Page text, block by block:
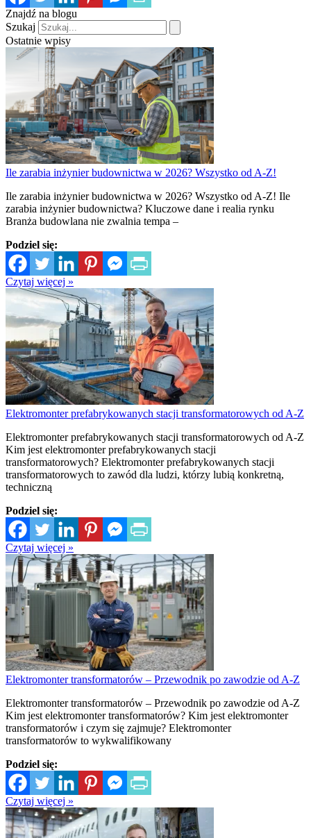
Znajdź na blogu
Szukaj
Ostatnie wpisy
Ile zarabia inżynier budownictwa w 2026? Wszystko od A-Z!
Ile zarabia inżynier budownictwa w 2026? Wszystko od A-Z! Ile
zarabia inżynier budownictwa? Kluczowe dane i realia rynku
Branża budowlana nie zwalnia tempa –
Podziel się:
Czytaj więcej »
Elektromonter prefabrykowanych stacji transformatorowych od A-Z
Elektromonter prefabrykowanych stacji transformatorowych od A-Z
Kim jest elektromonter prefabrykowanych stacji
transformatorowych? Elektromonter prefabrykowanych stacji
transformatorowych to zawód dla ludzi, którzy lubią konkretną,
techniczną
Podziel się:
Czytaj więcej »
Elektromonter transformatorów – Przewodnik po zawodzie od A-Z
Elektromonter transformatorów – Przewodnik po zawodzie od A-Z
Kim jest elektromonter transformatorów? Kim jest elektromonter
transformatorów i czym się zajmuje? Elektromonter
transformatorów to wykwalifikowany
Podziel się:
Czytaj więcej »